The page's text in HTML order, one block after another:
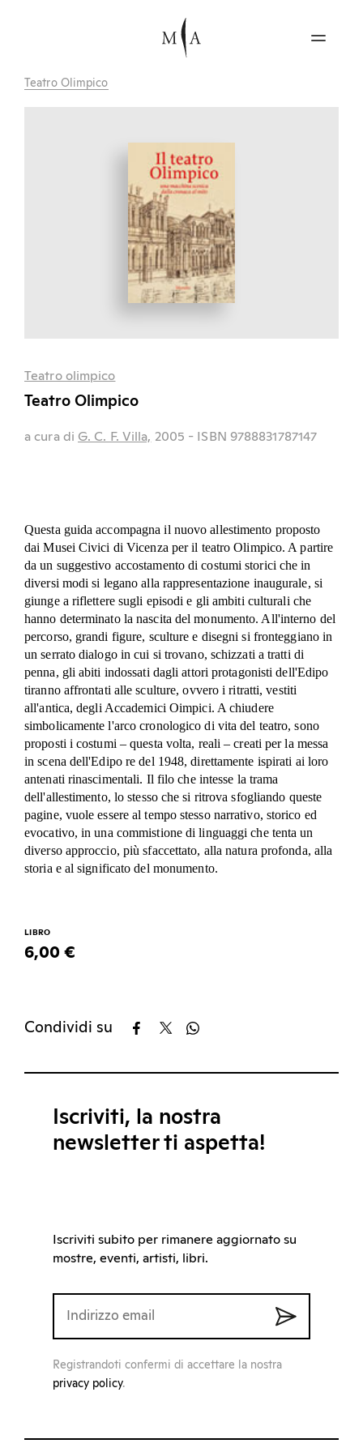
Teatro Olimpico
Teatro olimpico
Teatro Olimpico
a cura di G. C. F. Villa, 2005 - ISBN 9788831787147
Questa guida accompagna il nuovo allestimento proposto
dai Musei Civici di Vicenza per il teatro Olimpico. A partire
da un suggestivo accostamento di costumi storici che in
diversi modi si legano alla rappresentazione inaugurale, si
giunge a riflettere sugli episodi e gli ambiti culturali che
hanno determinato la nascita del monumento. All'interno del
percorso, grandi figure, sculture e disegni si fronteggiano in
un serrato dialogo in cui si trovano, schizzati a tratti di
penna, gli abiti indossati dagli attori protagonisti dell'Edipo
tiranno affrontati alle sculture, ovvero i ritratti, vestiti
all'antica, degli Accademici Oimpici. A chiudere
simbolicamente l'arco cronologico di vita del teatro, sono
proposti i costumi – questa volta, reali – creati per la messa
in scena dell'Edipo re del 1948, direttamente ispirati ai loro
antenati rinascimentali. Il filo che intesse la trama
dell'allestimento, lo stesso che si ritrova sfogliando queste
pagine, vuole essere al tempo stesso narrativo, storico ed
evocativo, in una commistione di linguaggi che tenta un
diverso approccio, più sfaccettato, alla natura profonda, alla
storia e al significato del monumento.
LIBRO
6,00 €
Condividi su
Iscriviti, la nostra
newsletter ti aspetta!
Iscriviti subito per rimanere aggiornato su
mostre, eventi, artisti, libri.
Registrandoti confermi di accettare la nostra
privacy policy.